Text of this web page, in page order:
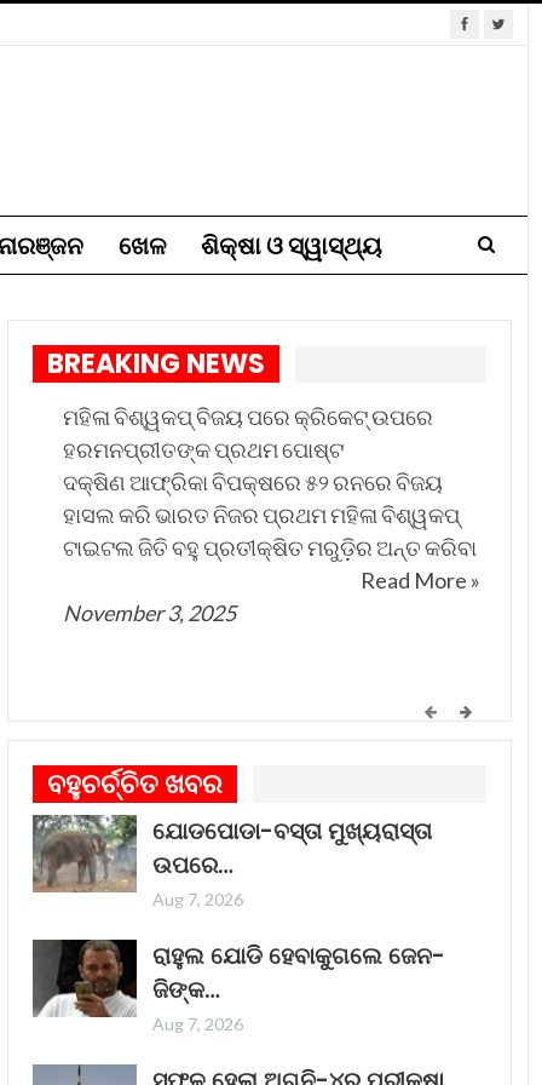
ଖେଳ
ଶିକ୍ଷା ଓ ସ୍ୱାସ୍ଥ୍ୟ
BREAKING NEWS
ମହିଳା ବିଶ୍ୱକପ୍ ବିଜୟ ପରେ କ୍ରିକେଟ୍ ଉପରେ
ହରମନପ୍ରୀତଙ୍କ ପ୍ରଥମ ପୋଷ୍ଟ
ଦକ୍ଷିଣ ଆଫ୍ରିକା ବିପକ୍ଷରେ ୫୨ ରନରେ ବିଜୟ
ହାସଲ କରି ଭାରତ ନିଜର ପ୍ରଥମ ମହିଳା ବିଶ୍ୱକପ୍
ଟାଇଟଲ ଜିତି ବହୁ ପ୍ରତୀକ୍ଷିତ ମରୁଡ଼ିର ଅନ୍ତ କରିବା
Read More »
November 3, 2025
କେମିତି ଚାଲିଛି କଟକ ଐତିହାସିକ ବାଲିଯାତ୍ରା
ପ୍ରସ୍ତୁତି
ଗୀତଟି କାନରେ ପଡ଼ିଲେ, ଆଖି ଆଗରେ ନାଚିଯାଏ
ଓଡ଼ିଶାର ନୌବାଣିଜ୍ୟ ପରମ୍ପରା । ଓଡ଼ିଶାର ପ୍ରାଚୀନ
ନାମ କଳିଙ୍ଗ । ପ୍ରାଚୀନ କଳିଙ୍ଗକୁ ସମୃଦ୍ଧ କରିଥିଲା
ନୌବାଣିଜ୍ୟ
November 1, 2025
“ଥମ୍ମା”ର ଏହି ରାକ୍ଷସ ଦର୍ଶକଙ୍କ ହୃଦୟ ଜିତିବାରେ
ଲାଗିଛି
ବହୁଚର୍ଚ୍ଚିତ ଖବର
ଯୋଡପୋଡା-ବସ୍ତା ମୁଖ୍ୟରାସ୍ତା
ଉପରେ…
Aug 7, 2026
ରାହୁଲ ଯୋଡି ହେବାକୁଗଲେ ଜେନ-
ଜିଙ୍କ…
Aug 7, 2026